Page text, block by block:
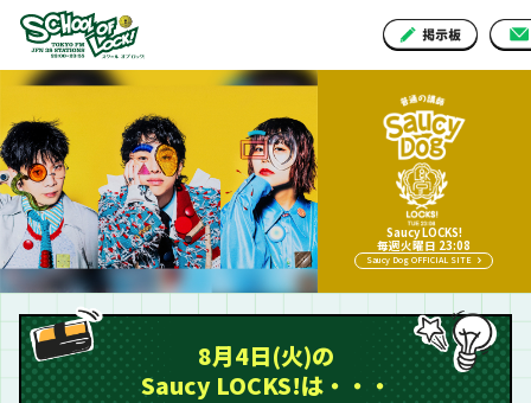
Saucy LOCKS!
毎週火曜日 23:08
Saucy Dog OFFICIAL SITE
8月4日(火)の
Saucy LOCKS!は・・・